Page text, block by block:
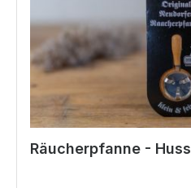
Räucherpfanne - Huss